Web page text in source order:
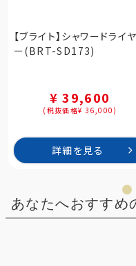
【ブライト】シャワードライヤ
ー(BRT-SD173)
¥ 39,600
(税抜価格¥ 36,000)
詳細を見る
あなたへおすすめ